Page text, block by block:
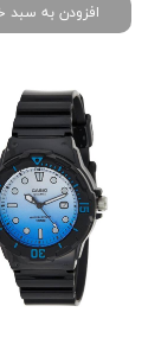
افزودن به سبد